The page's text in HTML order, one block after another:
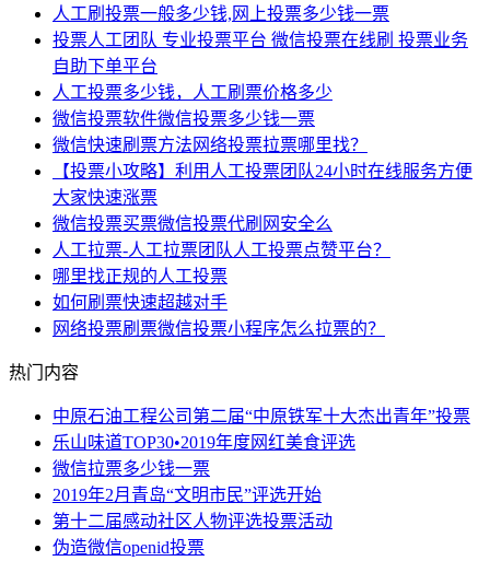
人工刷投票一般多少钱,网上投票多少钱一票
投票人工团队 专业投票平台 微信投票在线刷 投票业务
自助下单平台
人工投票多少钱，人工刷票价格多少
微信投票软件微信投票多少钱一票
微信快速刷票方法网络投票拉票哪里找？
【投票小攻略】利用人工投票团队24小时在线服务方便
大家快速涨票
微信投票买票微信投票代刷网安全么
人工拉票-人工拉票团队人工投票点赞平台？
哪里找正规的人工投票
如何刷票快速超越对手
网络投票刷票微信投票小程序怎么拉票的？
热门内容
中原石油工程公司第二届“中原铁军十大杰出青年”投票
乐山味道TOP30•2019年度网红美食评选
微信拉票多少钱一票
2019年2月青岛“文明市民”评选开始
第十二届感动社区人物评选投票活动
伪造微信openid投票